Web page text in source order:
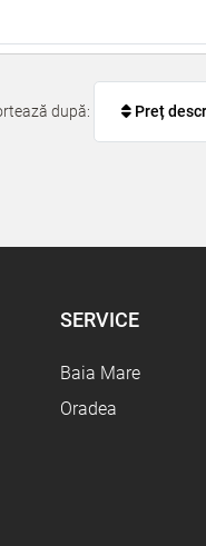
după: Preț
SERVICE
Baia Mare
Oradea